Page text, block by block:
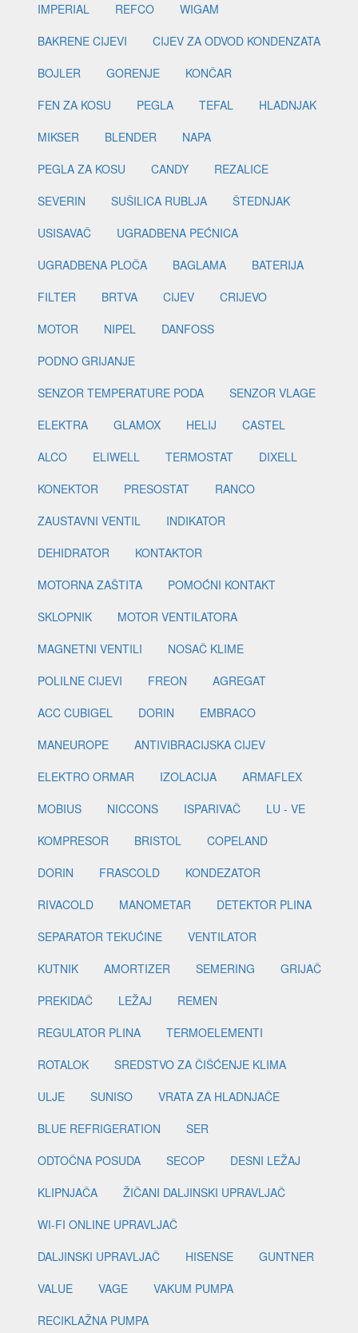
IMPERIAL
REFCO
WIGAM
BAKRENE CIJEVI
CIJEV ZA ODVOD KONDENZATA
BOJLER
GORENJE
KONČAR
FEN ZA KOSU
PEGLA TEFAL
HLADNJAK
MIKSER
BLENDER
NAPA
PEGLA ZA KOSU
CANDY
REZALICE
SEVERIN
SUŠILICA RUBLJA
ŠTEDNJAK
USISAVAČ
UGRADBENA PEĆNICA
UGRADBENA PLOČA
BAGLAMA
BATERIJA
FILTER
BRTVA CIJEV
CRIJEVO
MOTOR
NIPEL
DANFOSS
PODNO GRIJANJE
SENZOR TEMPERATURE PODA
SENZOR VLAGE
ELEKTRA
GLAMOX HELIJ
CASTEL
ALCO
ELIWELL TERMOSTAT
DIXELL
KONEKTOR
PRESOSTAT
RANCO
ZAUSTAVNI VENTIL
INDIKATOR
DEHIDRATOR
KONTAKTOR
MOTORNA ZAŠTITA
POMOĆNI KONTAKT
SKLOPNIK
MOTOR VENTILATORA
MAGNETNI VENTILI
NOSAČ KLIME
POLILNE CIJEVI
FREON
AGREGAT
ACC CUBIGEL
DORIN
EMBRACO
MANEUROPE
ANTIVIBRACIJSKA CIJEV
ELEKTRO ORMAR
IZOLACIJA
ARMAFLEX
MOBIUS
NICCONS ISPARIVAČ
LU - VE
KOMPRESOR
BRISTOL
COPELAND
DORIN
FRASCOLD
KONDEZATOR
RIVACOLD
MANOMETAR
DETEKTOR PLINA
SEPARATOR TEKUĆINE
VENTILATOR
KUTNIK
AMORTIZER SEMERING
GRIJAČ
PREKIDAČ
LEŽAJ
REMEN
REGULATOR PLINA
TERMOELEMENTI
ROTALOK
SREDSTVO ZA ČIŠĆENJE KLIMA
ULJE
SUNISO
VRATA ZA HLADNJAČE
BLUE REFRIGERATION
SER
ODTOČNA POSUDA
SECOP
DESNI LEŽAJ
KLIPNJAČA
ŽIČANI DALJINSKI UPRAVLJAČ
WI-FI ONLINE UPRAVLJAČ
DALJINSKI UPRAVLJAČ
HISENSE
GUNTNER
VALUE
VAGE
VAKUM PUMPA
RECIKLAŽNA PUMPA